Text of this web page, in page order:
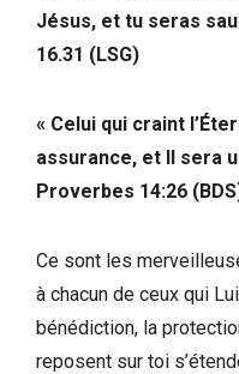
Jésus, et tu seras
16.31 (LSG)
« Celui qui craint
assurance, et Il sera
Proverbes 14:26
Ce sont les
à chacun de ceux qui
bénédiction, la
reposent sur toi